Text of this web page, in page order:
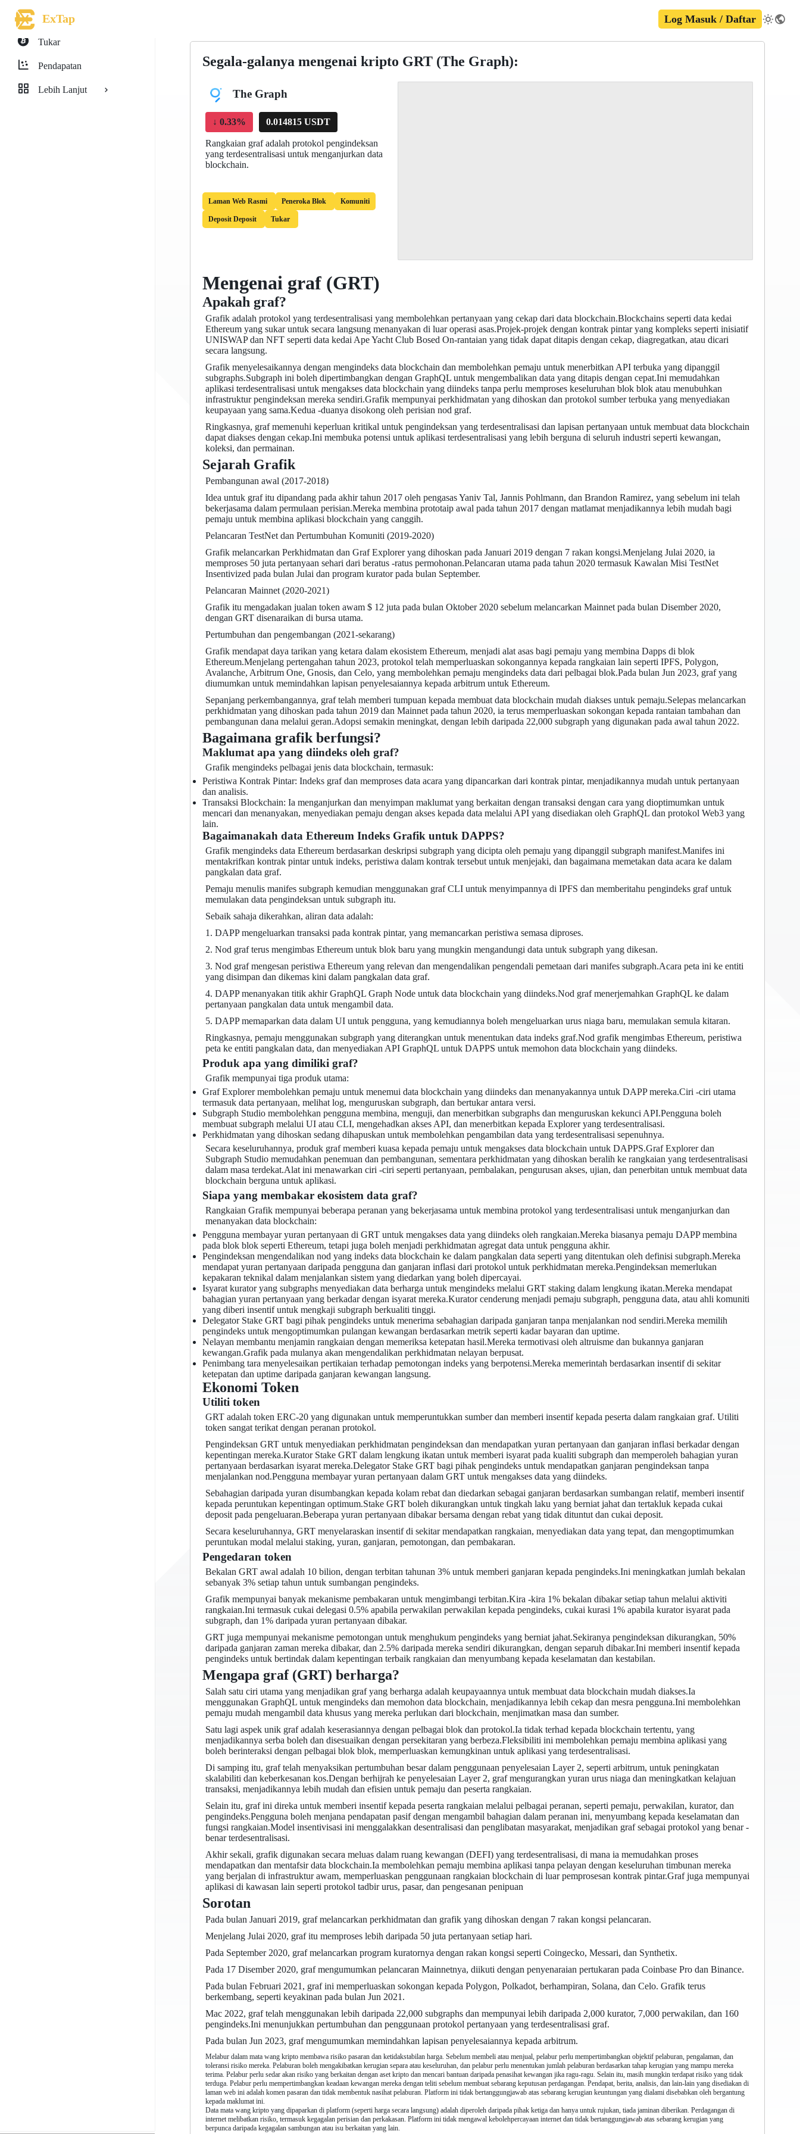
ExTap Log Masuk / Daftar
Tukar
Pendapatan
Lebih Lanjut
Segala-galanya mengenai kripto GRT (The Graph):
The Graph
↓ 0.33% 0.014815 USDT
Rangkaian graf adalah protokol pengindeksan
yang terdesentralisasi untuk menganjurkan data
blockchain.
Laman Web Rasmi Peneroka Blok Komuniti
Deposit Deposit Tukar
Mengenai graf (GRT)
Apakah graf?
Grafik adalah protokol yang terdesentralisasi yang membolehkan pertanyaan yang cekap dari data blockchain.Blockchains seperti data kedai
Ethereum yang sukar untuk secara langsung menanyakan di luar operasi asas.Projek-projek dengan kontrak pintar yang kompleks seperti inisiatif
UNISWAP dan NFT seperti data kedai Ape Yacht Club Bosed On-rantaian yang tidak dapat ditapis dengan cekap, diagregatkan, atau dicari
secara langsung.
Grafik menyelesaikannya dengan mengindeks data blockchain dan membolehkan pemaju untuk menerbitkan API terbuka yang dipanggil
subgraphs.Subgraph ini boleh dipertimbangkan dengan GraphQL untuk mengembalikan data yang ditapis dengan cepat.Ini memudahkan
aplikasi terdesentralisasi untuk mengakses data blockchain yang diindeks tanpa perlu memproses keseluruhan blok blok atau menubuhkan
infrastruktur pengindeksan mereka sendiri.Grafik mempunyai perkhidmatan yang dihoskan dan protokol sumber terbuka yang menyediakan
keupayaan yang sama.Kedua -duanya disokong oleh perisian nod graf.
Ringkasnya, graf memenuhi keperluan kritikal untuk pengindeksan yang terdesentralisasi dan lapisan pertanyaan untuk membuat data blockchain
dapat diakses dengan cekap.Ini membuka potensi untuk aplikasi terdesentralisasi yang lebih berguna di seluruh industri seperti kewangan,
koleksi, dan permainan.
Sejarah Grafik
Pembangunan awal (2017-2018)
Idea untuk graf itu dipandang pada akhir tahun 2017 oleh pengasas Yaniv Tal, Jannis Pohlmann, dan Brandon Ramirez, yang sebelum ini telah
bekerjasama dalam permulaan perisian.Mereka membina prototaip awal pada tahun 2017 dengan matlamat menjadikannya lebih mudah bagi
pemaju untuk membina aplikasi blockchain yang canggih.
Pelancaran TestNet dan Pertumbuhan Komuniti (2019-2020)
Grafik melancarkan Perkhidmatan dan Graf Explorer yang dihoskan pada Januari 2019 dengan 7 rakan kongsi.Menjelang Julai 2020, ia
memproses 50 juta pertanyaan sehari dari beratus -ratus permohonan.Pelancaran utama pada tahun 2020 termasuk Kawalan Misi TestNet
Insentivized pada bulan Julai dan program kurator pada bulan September.
Pelancaran Mainnet (2020-2021)
Grafik itu mengadakan jualan token awam $ 12 juta pada bulan Oktober 2020 sebelum melancarkan Mainnet pada bulan Disember 2020,
dengan GRT disenaraikan di bursa utama.
Pertumbuhan dan pengembangan (2021-sekarang)
Grafik mendapat daya tarikan yang ketara dalam ekosistem Ethereum, menjadi alat asas bagi pemaju yang membina Dapps di blok
Ethereum.Menjelang pertengahan tahun 2023, protokol telah memperluaskan sokongannya kepada rangkaian lain seperti IPFS, Polygon,
Avalanche, Arbitrum One, Gnosis, dan Celo, yang membolehkan pemaju mengindeks data dari pelbagai blok.Pada bulan Jun 2023, graf yang
diumumkan untuk memindahkan lapisan penyelesaiannya kepada arbitrum untuk Ethereum.
Sepanjang perkembangannya, graf telah memberi tumpuan kepada membuat data blockchain mudah diakses untuk pemaju.Selepas melancarkan
perkhidmatan yang dihoskan pada tahun 2019 dan Mainnet pada tahun 2020, ia terus memperluaskan sokongan kepada rantaian tambahan dan
pembangunan dana melalui geran.Adopsi semakin meningkat, dengan lebih daripada 22,000 subgraph yang digunakan pada awal tahun 2022.
Bagaimana grafik berfungsi?
Maklumat apa yang diindeks oleh graf?
Grafik mengindeks pelbagai jenis data blockchain, termasuk:
Peristiwa Kontrak Pintar: Indeks graf dan memproses data acara yang dipancarkan dari kontrak pintar, menjadikannya mudah untuk pertanyaan
dan analisis.
Transaksi Blockchain: Ia menganjurkan dan menyimpan maklumat yang berkaitan dengan transaksi dengan cara yang dioptimumkan untuk
mencari dan menanyakan, menyediakan pemaju dengan akses kepada data melalui API yang disediakan oleh GraphQL dan protokol Web3 yang
lain.
Bagaimanakah data Ethereum Indeks Grafik untuk DAPPS?
Grafik mengindeks data Ethereum berdasarkan deskripsi subgraph yang dicipta oleh pemaju yang dipanggil subgraph manifest.Manifes ini
mentakrifkan kontrak pintar untuk indeks, peristiwa dalam kontrak tersebut untuk menjejaki, dan bagaimana memetakan data acara ke dalam
pangkalan data graf.
Pemaju menulis manifes subgraph kemudian menggunakan graf CLI untuk menyimpannya di IPFS dan memberitahu pengindeks graf untuk
memulakan data pengindeksan untuk subgraph itu.
Sebaik sahaja dikerahkan, aliran data adalah:
1. DAPP mengeluarkan transaksi pada kontrak pintar, yang memancarkan peristiwa semasa diproses.
2. Nod graf terus mengimbas Ethereum untuk blok baru yang mungkin mengandungi data untuk subgraph yang dikesan.
3. Nod graf mengesan peristiwa Ethereum yang relevan dan mengendalikan pengendali pemetaan dari manifes subgraph.Acara peta ini ke entiti
yang disimpan dan dikemas kini dalam pangkalan data graf.
4. DAPP menanyakan titik akhir GraphQL Graph Node untuk data blockchain yang diindeks.Nod graf menerjemahkan GraphQL ke dalam
pertanyaan pangkalan data untuk mengambil data.
5. DAPP memaparkan data dalam UI untuk pengguna, yang kemudiannya boleh mengeluarkan urus niaga baru, memulakan semula kitaran.
Ringkasnya, pemaju menggunakan subgraph yang diterangkan untuk menentukan data indeks graf.Nod grafik mengimbas Ethereum, peristiwa
peta ke entiti pangkalan data, dan menyediakan API GraphQL untuk DAPPS untuk memohon data blockchain yang diindeks.
Produk apa yang dimiliki graf?
Grafik mempunyai tiga produk utama:
Graf Explorer membolehkan pemaju untuk menemui data blockchain yang diindeks dan menanyakannya untuk DAPP mereka.Ciri -ciri utama
termasuk data pertanyaan, melihat log, menguruskan subgraph, dan bertukar antara versi.
Subgraph Studio membolehkan pengguna membina, menguji, dan menerbitkan subgraphs dan menguruskan kekunci API.Pengguna boleh
membuat subgraph melalui UI atau CLI, mengehadkan akses API, dan menerbitkan kepada Explorer yang terdesentralisasi.
Perkhidmatan yang dihoskan sedang dihapuskan untuk membolehkan pengambilan data yang terdesentralisasi sepenuhnya.
Secara keseluruhannya, produk graf memberi kuasa kepada pemaju untuk mengakses data blockchain untuk DAPPS.Graf Explorer dan
Subgraph Studio memudahkan penemuan dan pembangunan, sementara perkhidmatan yang dihoskan beralih ke rangkaian yang terdesentralisasi
dalam masa terdekat.Alat ini menawarkan ciri -ciri seperti pertanyaan, pembalakan, pengurusan akses, ujian, dan penerbitan untuk membuat data
blockchain berguna untuk aplikasi.
Siapa yang membakar ekosistem data graf?
Rangkaian Grafik mempunyai beberapa peranan yang bekerjasama untuk membina protokol yang terdesentralisasi untuk menganjurkan dan
menanyakan data blockchain:
Pengguna membayar yuran pertanyaan di GRT untuk mengakses data yang diindeks oleh rangkaian.Mereka biasanya pemaju DAPP membina
pada blok blok seperti Ethereum, tetapi juga boleh menjadi perkhidmatan agregat data untuk pengguna akhir.
Pengindeksan mengendalikan nod yang indeks data blockchain ke dalam pangkalan data seperti yang ditentukan oleh definisi subgraph.Mereka
mendapat yuran pertanyaan daripada pengguna dan ganjaran inflasi dari protokol untuk perkhidmatan mereka.Pengindeksan memerlukan
kepakaran teknikal dalam menjalankan sistem yang diedarkan yang boleh dipercayai.
Isyarat kurator yang subgraphs menyediakan data berharga untuk mengindeks melalui GRT staking dalam lengkung ikatan.Mereka mendapat
bahagian yuran pertanyaan yang berkadar dengan isyarat mereka.Kurator cenderung menjadi pemaju subgraph, pengguna data, atau ahli komuniti
yang diberi insentif untuk mengkaji subgraph berkualiti tinggi.
Delegator Stake GRT bagi pihak pengindeks untuk menerima sebahagian daripada ganjaran tanpa menjalankan nod sendiri.Mereka memilih
pengindeks untuk mengoptimumkan pulangan kewangan berdasarkan metrik seperti kadar bayaran dan uptime.
Nelayan membantu menjamin rangkaian dengan memeriksa ketepatan hasil.Mereka termotivasi oleh altruisme dan bukannya ganjaran
kewangan.Grafik pada mulanya akan mengendalikan perkhidmatan nelayan berpusat.
Penimbang tara menyelesaikan pertikaian terhadap pemotongan indeks yang berpotensi.Mereka memerintah berdasarkan insentif di sekitar
ketepatan dan uptime daripada ganjaran kewangan langsung.
Ekonomi Token
Utiliti token
GRT adalah token ERC-20 yang digunakan untuk memperuntukkan sumber dan memberi insentif kepada peserta dalam rangkaian graf. Utiliti
token sangat terikat dengan peranan protokol.
Pengindeksan GRT untuk menyediakan perkhidmatan pengindeksan dan mendapatkan yuran pertanyaan dan ganjaran inflasi berkadar dengan
kepentingan mereka.Kurator Stake GRT dalam lengkung ikatan untuk memberi isyarat pada kualiti subgraph dan memperoleh bahagian yuran
pertanyaan berdasarkan isyarat mereka.Delegator Stake GRT bagi pihak pengindeks untuk mendapatkan ganjaran pengindeksan tanpa
menjalankan nod.Pengguna membayar yuran pertanyaan dalam GRT untuk mengakses data yang diindeks.
Sebahagian daripada yuran disumbangkan kepada kolam rebat dan diedarkan sebagai ganjaran berdasarkan sumbangan relatif, memberi insentif
kepada peruntukan kepentingan optimum.Stake GRT boleh dikurangkan untuk tingkah laku yang berniat jahat dan tertakluk kepada cukai
deposit pada pengeluaran.Beberapa yuran pertanyaan dibakar bersama dengan rebat yang tidak dituntut dan cukai deposit.
Secara keseluruhannya, GRT menyelaraskan insentif di sekitar mendapatkan rangkaian, menyediakan data yang tepat, dan mengoptimumkan
peruntukan modal melalui staking, yuran, ganjaran, pemotongan, dan pembakaran.
Pengedaran token
Bekalan GRT awal adalah 10 bilion, dengan terbitan tahunan 3% untuk memberi ganjaran kepada pengindeks.Ini meningkatkan jumlah bekalan
sebanyak 3% setiap tahun untuk sumbangan pengindeks.
Grafik mempunyai banyak mekanisme pembakaran untuk mengimbangi terbitan.Kira -kira 1% bekalan dibakar setiap tahun melalui aktiviti
rangkaian.Ini termasuk cukai delegasi 0.5% apabila perwakilan perwakilan kepada pengindeks, cukai kurasi 1% apabila kurator isyarat pada
subgraph, dan 1% daripada yuran pertanyaan dibakar.
GRT juga mempunyai mekanisme pemotongan untuk menghukum pengindeks yang berniat jahat.Sekiranya pengindeksan dikurangkan, 50%
daripada ganjaran zaman mereka dibakar, dan 2.5% daripada mereka sendiri dikurangkan, dengan separuh dibakar.Ini memberi insentif kepada
pengindeks untuk bertindak dalam kepentingan terbaik rangkaian dan menyumbang kepada keselamatan dan kestabilan.
Mengapa graf (GRT) berharga?
Salah satu ciri utama yang menjadikan graf yang berharga adalah keupayaannya untuk membuat data blockchain mudah diakses.Ia
menggunakan GraphQL untuk mengindeks dan memohon data blockchain, menjadikannya lebih cekap dan mesra pengguna.Ini membolehkan
pemaju mudah mengambil data khusus yang mereka perlukan dari blockchain, menjimatkan masa dan sumber.
Satu lagi aspek unik graf adalah keserasiannya dengan pelbagai blok dan protokol.Ia tidak terhad kepada blockchain tertentu, yang
menjadikannya serba boleh dan disesuaikan dengan persekitaran yang berbeza.Fleksibiliti ini membolehkan pemaju membina aplikasi yang
boleh berinteraksi dengan pelbagai blok blok, memperluaskan kemungkinan untuk aplikasi yang terdesentralisasi.
Di samping itu, graf telah menyaksikan pertumbuhan besar dalam penggunaan penyelesaian Layer 2, seperti arbitrum, untuk peningkatan
skalabiliti dan keberkesanan kos.Dengan berhijrah ke penyelesaian Layer 2, graf mengurangkan yuran urus niaga dan meningkatkan kelajuan
transaksi, menjadikannya lebih mudah dan efisien untuk pemaju dan peserta rangkaian.
Selain itu, graf ini direka untuk memberi insentif kepada peserta rangkaian melalui pelbagai peranan, seperti pemaju, perwakilan, kurator, dan
pengindeks.Pengguna boleh menjana pendapatan pasif dengan mengambil bahagian dalam peranan ini, menyumbang kepada keselamatan dan
fungsi rangkaian.Model insentivisasi ini menggalakkan desentralisasi dan penglibatan masyarakat, menjadikan graf sebagai protokol yang benar -
benar terdesentralisasi.
Akhir sekali, grafik digunakan secara meluas dalam ruang kewangan (DEFI) yang terdesentralisasi, di mana ia memudahkan proses
mendapatkan dan mentafsir data blockchain.Ia membolehkan pemaju membina aplikasi tanpa pelayan dengan keseluruhan timbunan mereka
yang berjalan di infrastruktur awam, memperluaskan penggunaan rangkaian blockchain di luar pemprosesan kontrak pintar.Graf juga mempunyai
aplikasi di kawasan lain seperti protokol tadbir urus, pasar, dan pengesanan penipuan
Sorotan
Pada bulan Januari 2019, graf melancarkan perkhidmatan dan grafik yang dihoskan dengan 7 rakan kongsi pelancaran.
Menjelang Julai 2020, graf itu memproses lebih daripada 50 juta pertanyaan setiap hari.
Pada September 2020, graf melancarkan program kuratornya dengan rakan kongsi seperti Coingecko, Messari, dan Synthetix.
Pada 17 Disember 2020, graf mengumumkan pelancaran Mainnetnya, diikuti dengan penyenaraian pertukaran pada Coinbase Pro dan Binance.
Pada bulan Februari 2021, graf ini memperluaskan sokongan kepada Polygon, Polkadot, berhampiran, Solana, dan Celo. Grafik terus
berkembang, seperti keyakinan pada bulan Jun 2021.
Mac 2022, graf telah menggunakan lebih daripada 22,000 subgraphs dan mempunyai lebih daripada 2,000 kurator, 7,000 perwakilan, dan 160
pengindeks.Ini menunjukkan pertumbuhan dan penggunaan protokol pertanyaan yang terdesentralisasi graf.
Pada bulan Jun 2023, graf mengumumkan memindahkan lapisan penyelesaiannya kepada arbitrum.
Melabur dalam mata wang kripto membawa risiko pasaran dan ketidakstabilan harga. Sebelum membeli atau menjual, pelabur perlu mempertimbangkan objektif pelaburan, pengalaman, dan
toleransi risiko mereka. Pelaburan boleh mengakibatkan kerugian separa atau keseluruhan, dan pelabur perlu menentukan jumlah pelaburan berdasarkan tahap kerugian yang mampu mereka
terima. Pelabur perlu sedar akan risiko yang berkaitan dengan aset kripto dan mencari bantuan daripada penasihat kewangan jika ragu-ragu. Selain itu, masih mungkin terdapat risiko yang tidak
terduga. Pelabur perlu mempertimbangkan keadaan kewangan mereka dengan teliti sebelum membuat sebarang keputusan perdagangan. Pendapat, berita, analisis, dan lain-lain yang disediakan di
laman web ini adalah komen pasaran dan tidak membentuk nasihat pelaburan. Platform ini tidak bertanggungjawab atas sebarang kerugian keuntungan yang dialami disebabkan oleh bergantung
kepada maklumat ini.
Data mata wang kripto yang dipaparkan di platform (seperti harga secara langsung) adalah diperoleh daripada pihak ketiga dan hanya untuk rujukan, tiada jaminan diberikan. Perdagangan di
internet melibatkan risiko, termasuk kegagalan perisian dan perkakasan. Platform ini tidak mengawal kebolehpercayaan internet dan tidak bertanggungjawab atas sebarang kerugian yang
berpunca daripada kegagalan sambungan atau isu berkaitan yang lain.